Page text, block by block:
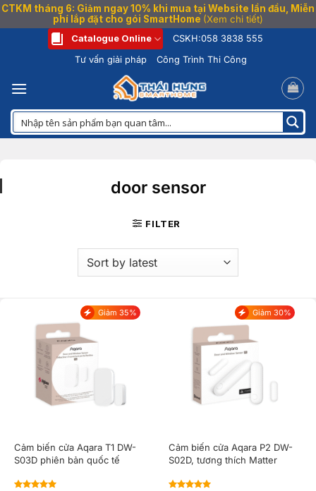
CTKM tháng 6: Giảm ngay 10% khi mua tại Website lần đầu, Miễn
phí lắp đặt cho gói SmartHome (Xem chi tiết)
dung
Catalogue Online CSKH:058 3838 555
Tư vấn giải pháp
Công Trình Thi Công
door sensor
FILTER
Giảm 35%
Cảm biến cửa Aqara T1 DW-
S03D phiên bản quốc tế
Giảm 30%
Cảm biến cửa Aqara P2 DW-
S02D, tương thích Matter